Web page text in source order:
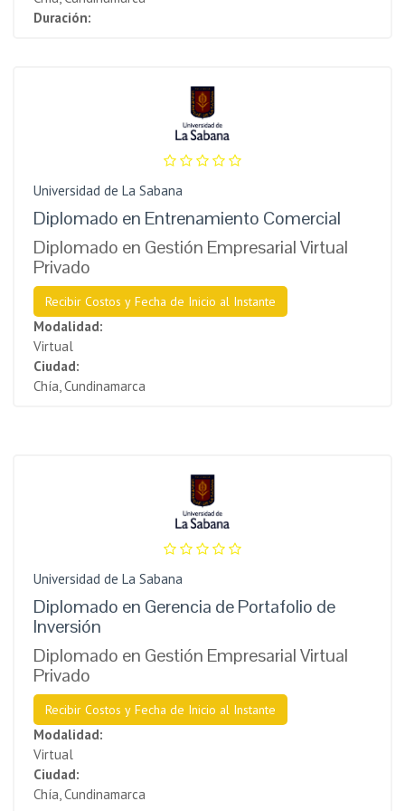
Duración:
Universidad de La Sabana
Diplomado en Entrenamiento Comercial
Diplomado en Gestión Empresarial Virtual
Privado
Recibir Costos y Fecha de Inicio al Instante
Modalidad:
Virtual
Ciudad:
Chía, Cundinamarca
Universidad de La Sabana
Diplomado en Gerencia de Portafolio de
Inversión
Diplomado en Gestión Empresarial Virtual
Privado
Recibir Costos y Fecha de Inicio al Instante
Modalidad:
Virtual
Ciudad:
Chía, Cundinamarca